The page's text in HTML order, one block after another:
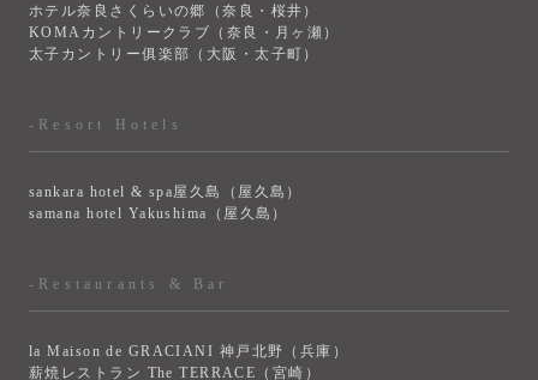
ホテル奈良さくらいの郷（奈良・桜井）
KOMAカントリークラブ（奈良・月ヶ瀬）
太子カントリー俱楽部（大阪・太子町）
-Resort Hotels
sankara hotel & spa屋久島（屋久島）
samana hotel Yakushima（屋久島）
-Restaurants & Bar
la Maison de GRACIANI 神戸北野（兵庫）
薪焼レストラン The TERRACE（宮崎）